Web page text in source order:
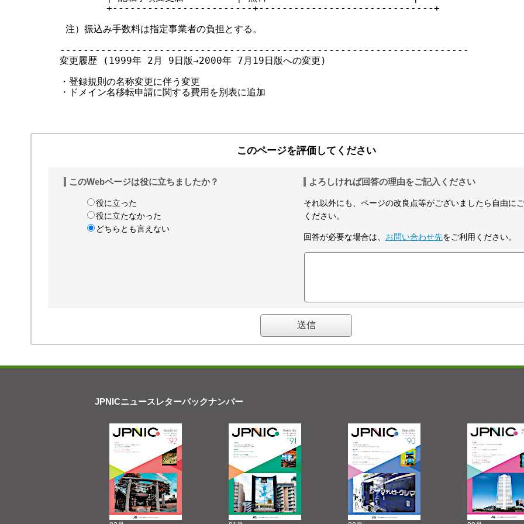
        +------------------------+------------------------------+
注）振込み手数料は指定事業者の負担とする。
----------------------------------------------------------------------
変更履歴 (1999年 2月 9日版→2000年 7月19日版への変更)
・登録規則の名称変更に伴う変更
・ドメイン名移転申請に関する費用を別表に追加
このページを評価してください
このWebページは役に立ちましたか？
役に立った
役に立たなかった
どちらとも言えない
よろしければ回答の理由をご記入ください
それ以外にも、ページの改良点等がございましたら自由に
ください。
回答が必要な場合は、 お問い合わせ先をご利用ください。
JPNICニュースレターバックナンバー